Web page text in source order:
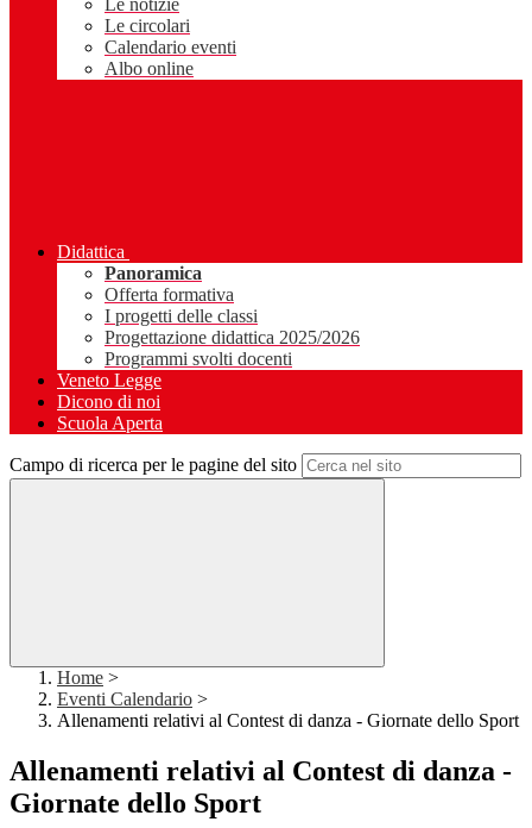
Le notizie
Le circolari
Calendario eventi
Albo online
Didattica
Panoramica
Offerta formativa
I progetti delle classi
Progettazione didattica 2025/2026
Programmi svolti docenti
Veneto Legge
Dicono di noi
Scuola Aperta
Campo di ricerca per le pagine del sito
Home >
Eventi Calendario >
Allenamenti relativi al Contest di danza - Giornate dello Sport
Allenamenti relativi al Contest di danza -
Giornate dello Sport